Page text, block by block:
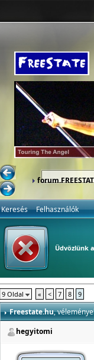
Keresés Felhasználók
Üdvözlünk
9 Oldal « < 7 8 9
Freestate.hu,
hegyitomi